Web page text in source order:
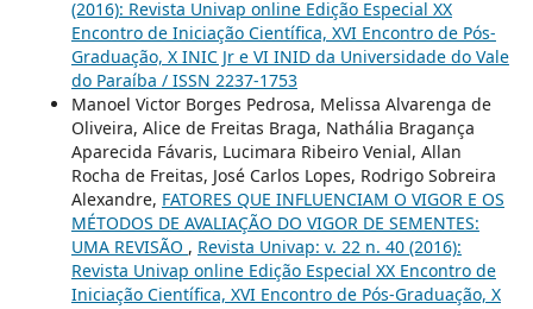
(2016): Revista Univap online Edição Especial XX
Encontro de Iniciação Científica, XVI Encontro de Pós-
Graduação, X INIC Jr e VI INID da Universidade do Vale
do Paraíba / ISSN 2237-1753
Manoel Victor Borges Pedrosa, Melissa Alvarenga de
Oliveira, Alice de Freitas Braga, Nathália Bragança
Aparecida Fávaris, Lucimara Ribeiro Venial, Allan
Rocha de Freitas, José Carlos Lopes, Rodrigo Sobreira
Alexandre, FATORES QUE INFLUENCIAM O VIGOR E OS
MÉTODOS DE AVALIAÇÃO DO VIGOR DE SEMENTES:
UMA REVISÃO , Revista Univap: v. 22 n. 40 (2016):
Revista Univap online Edição Especial XX Encontro de
Iniciação Científica, XVI Encontro de Pós-Graduação, X